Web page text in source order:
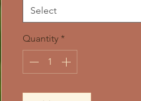
Select
Quantity *